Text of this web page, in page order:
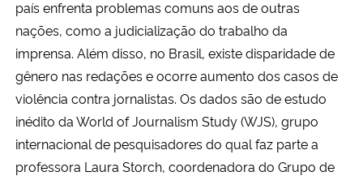
Secretaria de Governo
Gabinete de Segurança Institucional
Advocacia-Geral da União
Banco Central do Brasil
país enfrenta problemas comuns aos de outras
nações, como a judicialização do trabalho da
imprensa. Além disso, no Brasil, existe disparidade de
gênero nas redações e ocorre aumento dos casos de
violência contra jornalistas. Os dados são de estudo
inédito da World of Journalism Study (WJS), grupo
internacional de pesquisadores do qual faz parte a
professora Laura Storch, coordenadora do Grupo de